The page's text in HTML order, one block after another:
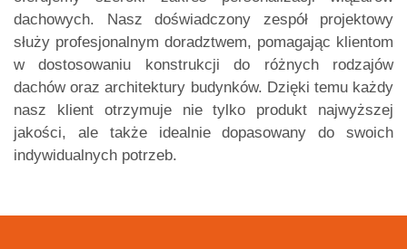
dachowych. Nasz doświadczony zespół projektowy
służy profesjonalnym doradztwem, pomagając klientom
w dostosowaniu konstrukcji do różnych rodzajów
dachów oraz architektury budynków. Dzięki temu każdy
nasz klient otrzymuje nie tylko produkt najwyższej
jakości, ale także idealnie dopasowany do swoich
indywidualnych potrzeb.